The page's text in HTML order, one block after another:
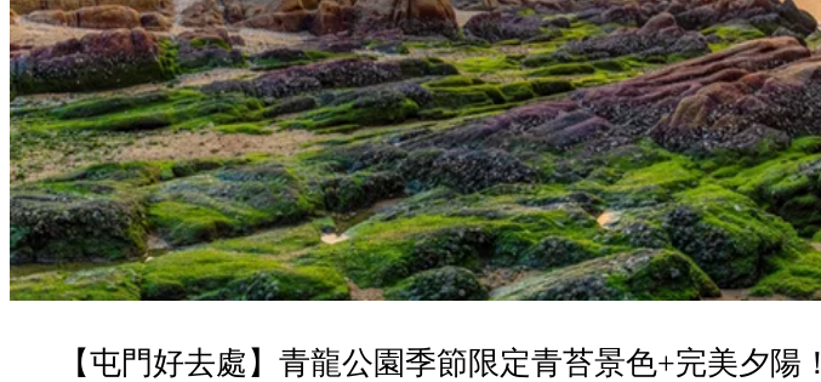
【屯門好去處】青龍公園季節限定青苔景色+完美夕陽！